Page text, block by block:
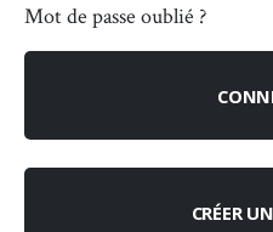
Mot de passe oublié ?
CRÉER